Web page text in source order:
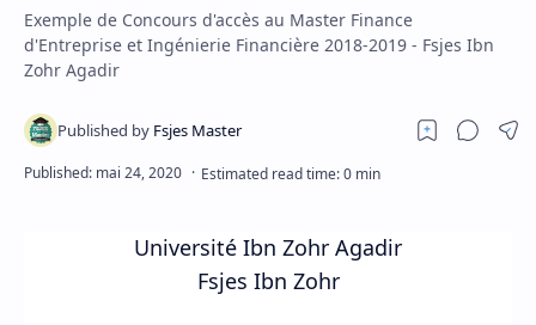
Exemple de Concours d'accès au Master Finance
d'Entreprise et Ingénierie Financière 2018-2019 - Fsjes Ibn
Zohr Agadir
Université Ibn Zohr Agadir
Fsjes Ibn Zohr